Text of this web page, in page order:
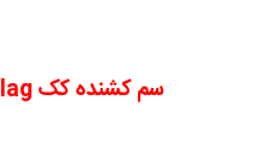
سم کشنده کک Black Flag